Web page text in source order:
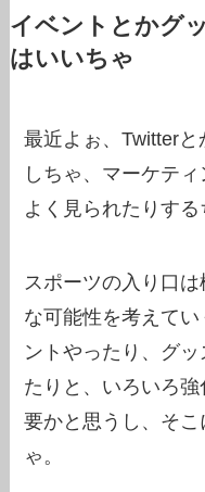
イベントとかグ
はいいちゃ
最近よぉ、Twitter
しちゃ、マーケテ
よく見られたりする
スポーツの入り口
な可能性を考えて
ントやったり、グ
たりと、いろいろ
要かと思うし、そ
ゃ。